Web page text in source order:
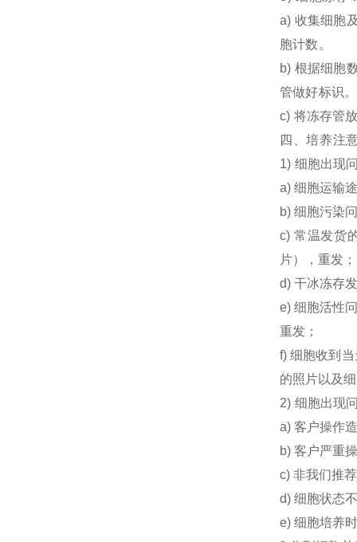
a) 收集细胞
胞计数。
b) 根据细胞
管做好标识。
c) 将冻存管
四、培养注
1) 细胞出现
a) 细胞运输
b) 细胞污染
c) 常温发货
片），重发；
d) 干冰冻存
e) 细胞活性
重发；
f) 细胞收到
的照片以及
2) 细胞出现
a) 客户操作
b) 客户严重
c) 非我们推
d) 细胞状态
e) 细胞培养